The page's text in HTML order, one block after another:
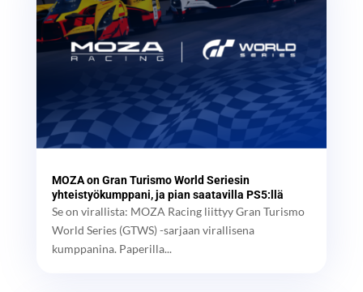
MOZA on Gran Turismo World Seriesin
yhteistyökumppani, ja pian saatavilla PS5:llä
Se on virallista: MOZA Racing liittyy Gran Turismo
World Series (GTWS) -sarjaan virallisena
kumppanina. Paperilla...